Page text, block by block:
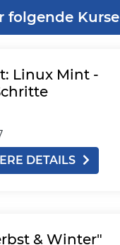
folgende Kurse
Linux Mint -
DETAILS
& Winter"